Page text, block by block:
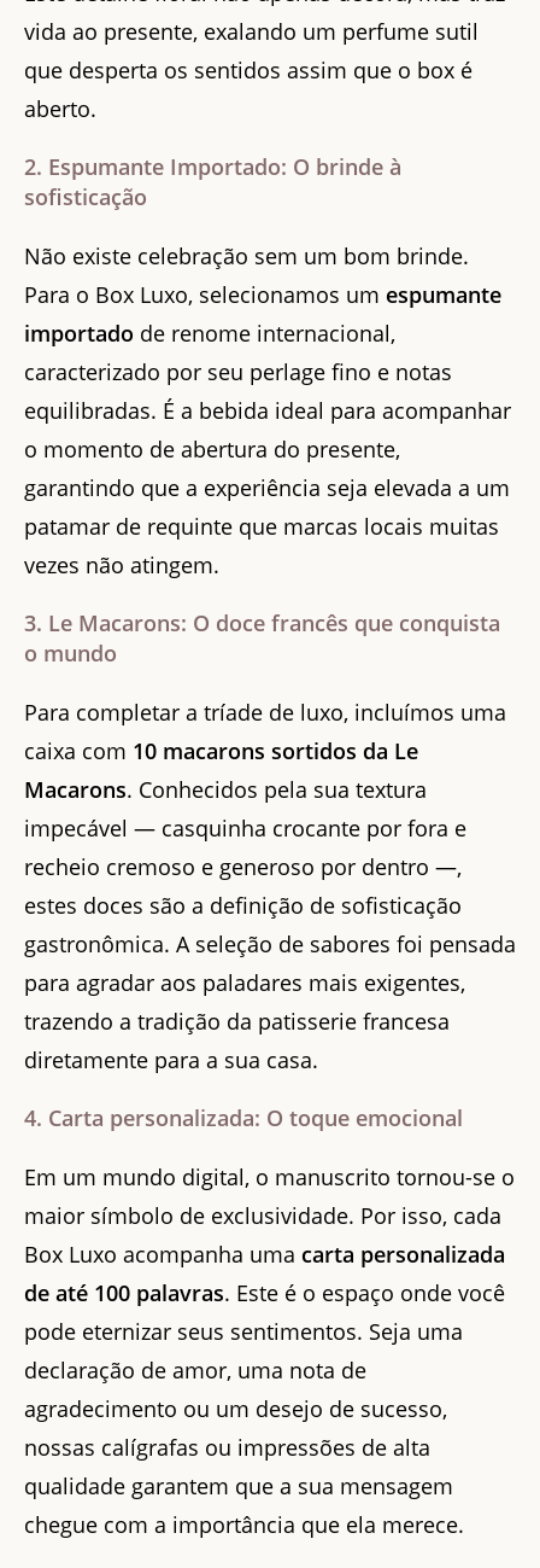
vida ao presente, exalando um perfume sutil
que desperta os sentidos assim que o box é
aberto.
2. Espumante Importado: O brinde à
sofisticação
Não existe celebração sem um bom brinde.
Para o Box Luxo, selecionamos um espumante
importado de renome internacional,
caracterizado por seu perlage fino e notas
equilibradas. É a bebida ideal para acompanhar
o momento de abertura do presente,
garantindo que a experiência seja elevada a um
patamar de requinte que marcas locais muitas
vezes não atingem.
3. Le Macarons: O doce francês que conquista
o mundo
Para completar a tríade de luxo, incluímos uma
caixa com 10 macarons sortidos da Le
Macarons. Conhecidos pela sua textura
impecável — casquinha crocante por fora e
recheio cremoso e generoso por dentro —,
estes doces são a definição de sofisticação
gastronômica. A seleção de sabores foi pensada
para agradar aos paladares mais exigentes,
trazendo a tradição da patisserie francesa
diretamente para a sua casa.
4. Carta personalizada: O toque emocional
Em um mundo digital, o manuscrito tornou-se o
maior símbolo de exclusividade. Por isso, cada
Box Luxo acompanha uma carta personalizada
de até 100 palavras. Este é o espaço onde você
pode eternizar seus sentimentos. Seja uma
declaração de amor, uma nota de
agradecimento ou um desejo de sucesso,
nossas calígrafas ou impressões de alta
qualidade garantem que a sua mensagem
chegue com a importância que ela merece.